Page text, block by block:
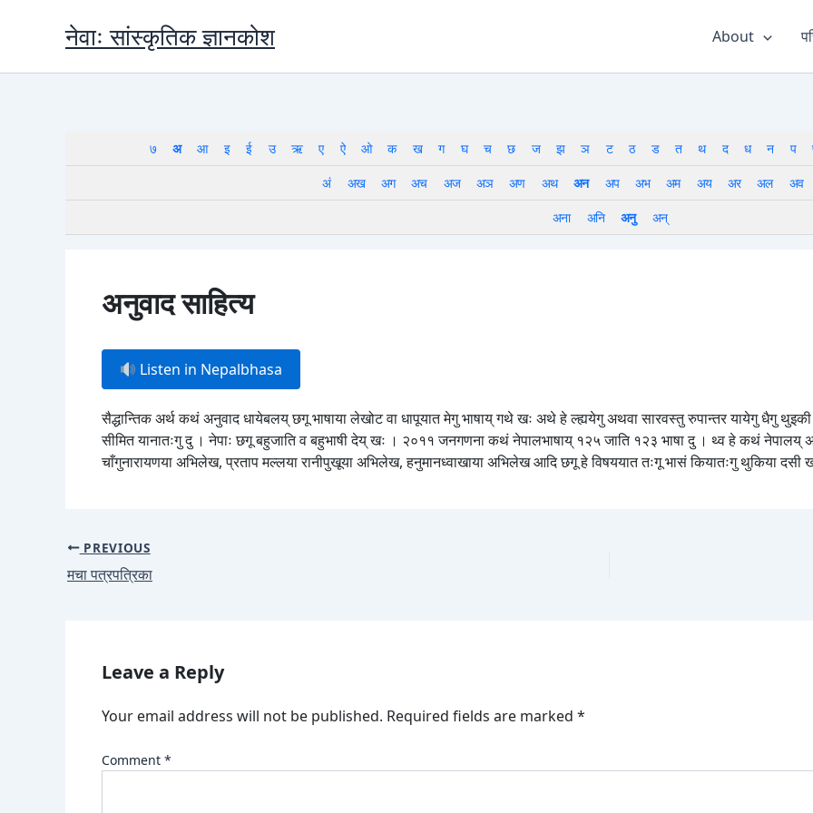
नेवाः सांस्कृतिक ज्ञानकोश About
७ अ आ इ ई उ ऋ ए ऐ ओ क ख ग घ च छ ज झ ञ ट ठ ड त थ द ध न प
अं
अख अग अच अज अञ अण अथ अन अप अभ अम अय अर अल अव
अना
अनि अनु अन्
अनुवाद साहित्य
Listen in Nepalbhasa
सैद्धान्तिक अर्थ कथं अनुवाद धायेबलय् छगू भाषाया लेखोट वा धापूयात मेगु भाषाय् गथे खः अथे हे ल्ह्ययेगु अथवा सारवस्तु रुपान्तर यायेगु धैगु
सीमित यानातःगु दु । नेपाः छगू बहुजाति व बहुभाषी देय् खः । २०११ जनगणना कथं नेपालभाषाय् १२५ जाति १२३ भाषा दु । थ्व हे कथं नेपालय्
चाँगुनारायणया अभिलेख, प्रताप मल्लया रानीपुखूया अभिलेख, हनुमानध्वाखाया अभिलेख आदि छगू हे विषययात तःगू भासं कियातःगु थुकिया दसी
PREVIOUS
मचा पत्रपत्रिका
Leave a Reply
Your email address will not be published. Required fields are marked *
Comment *